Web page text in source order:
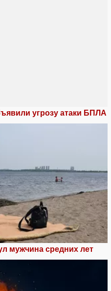
угрозу атаки БПЛА
мужчина средних лет